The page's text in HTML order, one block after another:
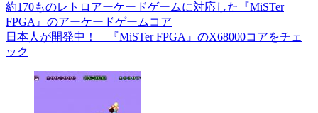
約170ものレトロアーケードゲームに対応した『MiSTer
FPGA』のアーケードゲームコア
日本人が開発中！ 『MiSTer FPGA』のX68000コアをチェ
ック